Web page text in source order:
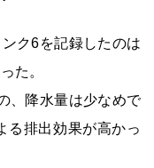
ク6を記録したのは
た。
、降水量は少なめで
る排出効果が高かっ